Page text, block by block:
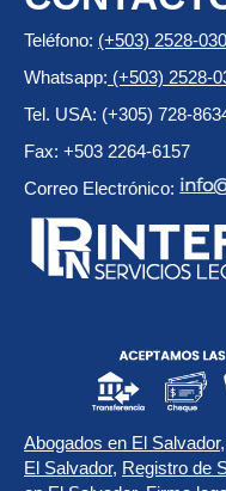
Teléfono: (+503) 2528-
Whatsapp: (+503) 2528-
Tel. USA: (+305) 728-
Fax: +503 2264-6157
Correo Electrónico:
Abogados en El Salvador,
El Salvador, Registro de